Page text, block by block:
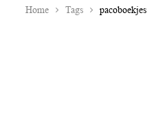
Home Tags pacoboekjes